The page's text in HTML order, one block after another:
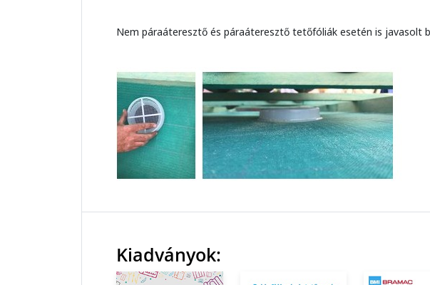
Nem páraáteresztő és páraáteresztő tetőfóliák esetén is javasolt
Kiadványok: